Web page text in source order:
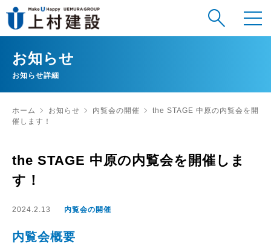
お知らせ
お知らせ詳細
ホーム お知らせ 内覧会の開催
the STAGE 中原の内覧会を開
催します！
the STAGE 中原の内覧会を開催しま
す！
2024.2.13 内覧会の開催
内覧会概要